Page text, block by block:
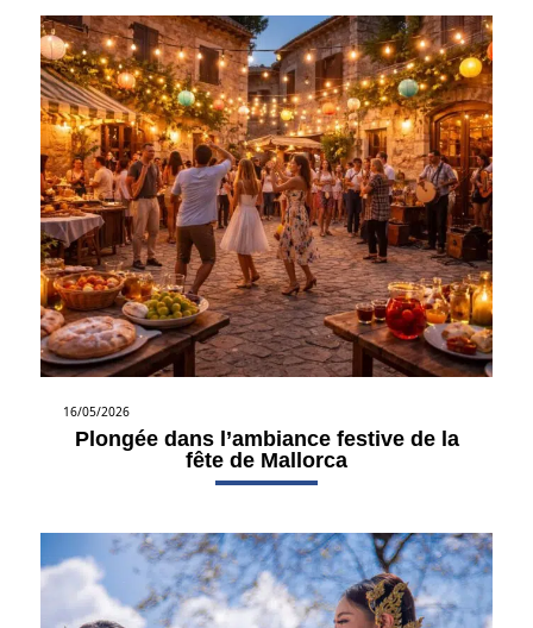
16/05/2026
Plongée dans l’ambiance festive de la
fête de Mallorca